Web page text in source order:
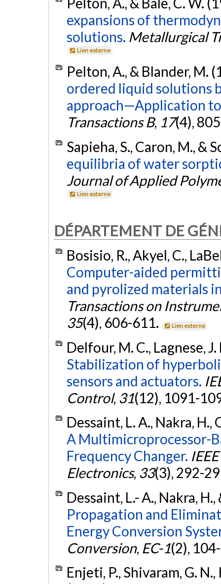
expansions of
solutions. Metallurgical
Lien externe
Pelton, A., & Blander, M.
ordered liquid solutions
approach—Application to
Transactions B, 17(4),
Sapieha, S., Caron, M., &
equilibria of water
Journal of Applied
Lien externe
DÉPARTEMENT DE
Bosisio, R., Akyel, C.,
Computer-aided
and pyrolized materials
Transactions on
35(4), 606-611. Lien externe
Delfour, M. C., Lagnese,
Stabilization of
sensors and actuators.
Control, 31(12), 1091-
Dessaint, L. A., Nakra,
A Multimicroprocessor-
Frequency Changer.
Electronics, 33(3), 292-
Dessaint, L.- A., Nakra,
Propagation and
Energy Conversion
Conversion, EC-1(2),
Enjeti, P., Shivaram, G.